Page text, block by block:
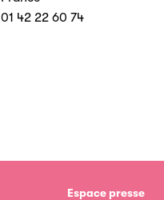
01 42 22 60 74
Espace presse